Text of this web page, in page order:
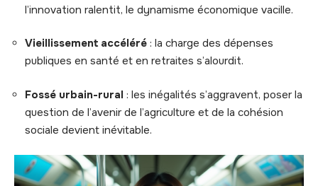
l’innovation ralentit, le dynamisme économique vacille.
Vieillissement accéléré : la charge des dépenses
publiques en santé et en retraites s’alourdit.
Fossé urbain-rural : les inégalités s’aggravent, poser la
question de l’avenir de l’agriculture et de la cohésion
sociale devient inévitable.